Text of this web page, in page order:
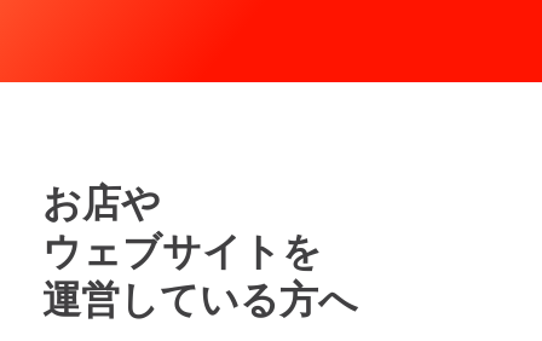
お店や
ウェブサイトを
運営している方へ